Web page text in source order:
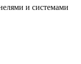
и системами